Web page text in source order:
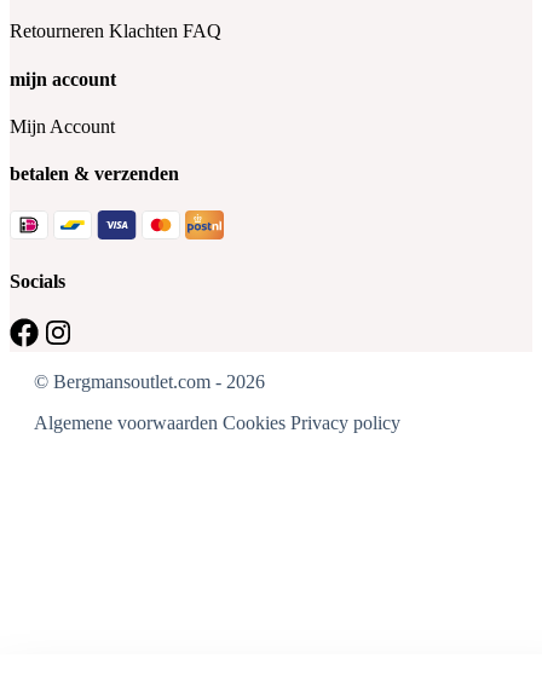
Retourneren Klachten FAQ
mijn account
Mijn Account
betalen & verzenden
Socials
© Bergmansoutlet.com - 2026
Algemene voorwaarden Cookies Privacy policy